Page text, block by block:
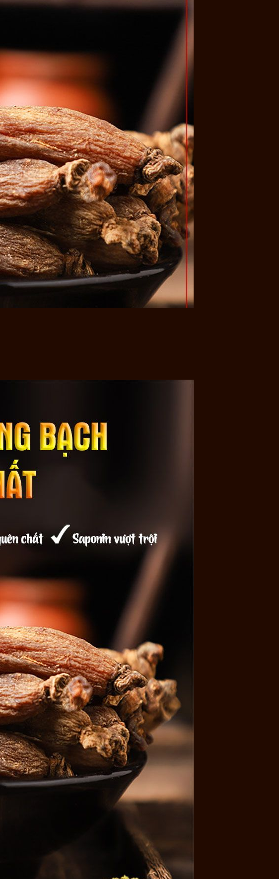
khu rừng nguyên sinh rậm rạp, là nơi nuôi dưỡng
dạng núi lửa nằm tại biên giới giữa Cộng hòa Dân chủ Nhân dân Triều
sắc vốn có và đượm mùi hương vị khó quên. Người dùng có thể sử dụng
thể sử dụng ngay